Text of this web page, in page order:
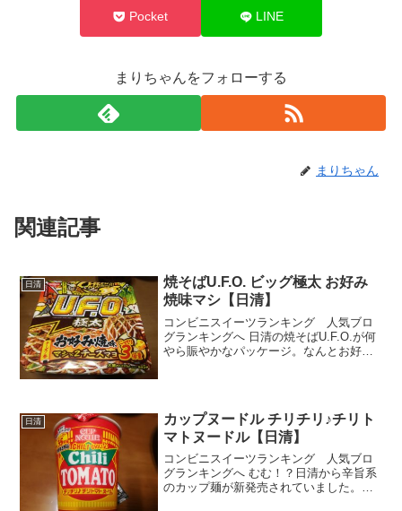
Pocket LINE
まりちゃんをフォローする
まりちゃん
関連記事
日清
焼そばU.F.O. ビッグ極太 お好み
焼味マシ【日清】
コンビニスイーツランキング 人気ブロ
グランキングへ 日清の焼そばU.F.O.が何
やら賑やかなパッケージ。なんとお好み
日清
カップヌードル チリチリ♪チリト
マトヌードル【日清】
コンビニスイーツランキング 人気ブロ
グランキングへ むむ！？日清から辛旨系
のカップ麺が新発売されていました。チ